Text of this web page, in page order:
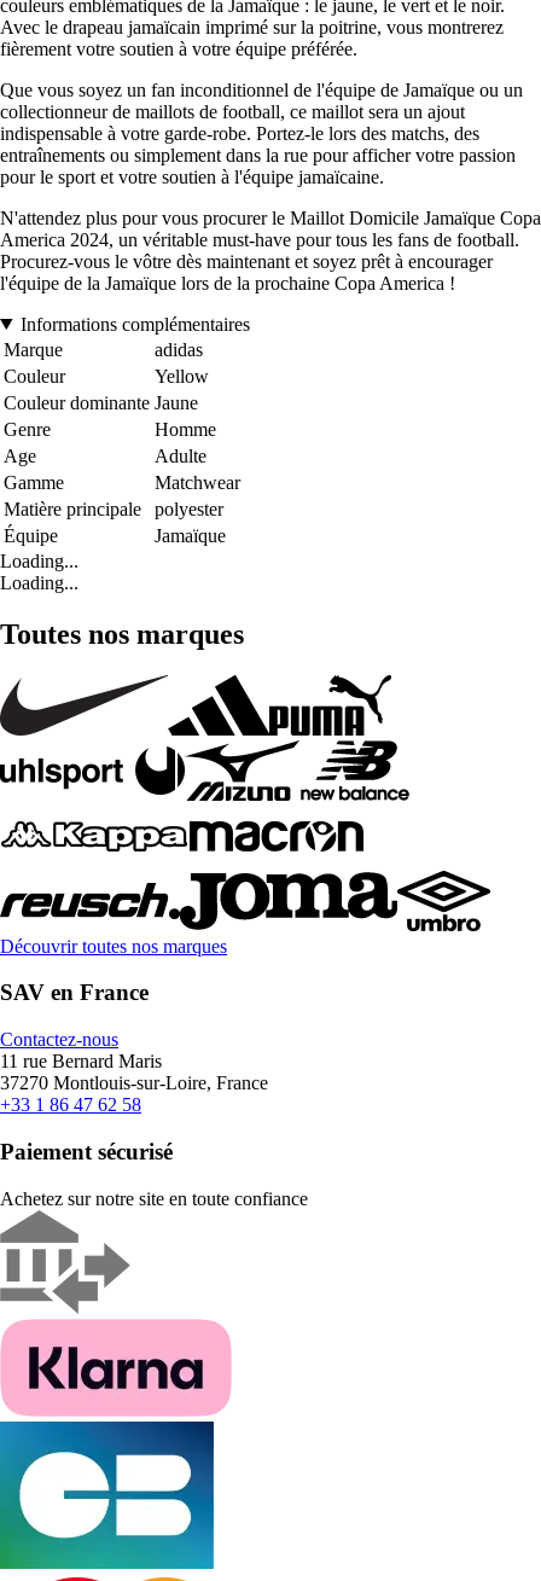
couleurs emblématiques de la Jamaïque : le jaune, le vert et le noir.
Avec le drapeau jamaïcain imprimé sur la poitrine, vous montrerez
fièrement votre soutien à votre équipe préférée.
Que vous soyez un fan inconditionnel de l'équipe de Jamaïque ou un
collectionneur de maillots de football, ce maillot sera un ajout
indispensable à votre garde-robe. Portez-le lors des matchs, des
entraînements ou simplement dans la rue pour afficher votre passion
pour le sport et votre soutien à l'équipe jamaïcaine.
N'attendez plus pour vous procurer le Maillot Domicile Jamaïque Copa
America 2024, un véritable must-have pour tous les fans de football.
Procurez-vous le vôtre dès maintenant et soyez prêt à encourager
l'équipe de la Jamaïque lors de la prochaine Copa America !
Informations complémentaires
Marque
adidas
Couleur
Yellow
Couleur dominante Jaune
Genre
Homme
Age
Adulte
Gamme
Matchwear
Matière principale
polyester
Équipe
Jamaïque
Loading...
Loading...
Toutes nos marques
Découvrir toutes nos marques
SAV en France
Contactez-nous
11 rue Bernard Maris
37270 Montlouis-sur-Loire, France
+33 1 86 47 62 58
Paiement sécurisé
Achetez sur notre site en toute confiance